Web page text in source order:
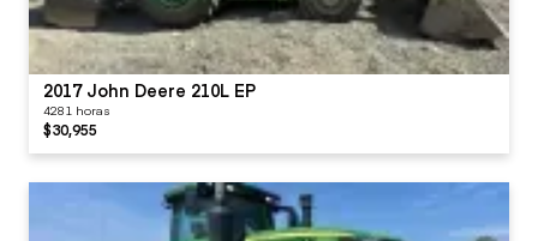
2017 John Deere 210L EP
4281 horas
$30,955